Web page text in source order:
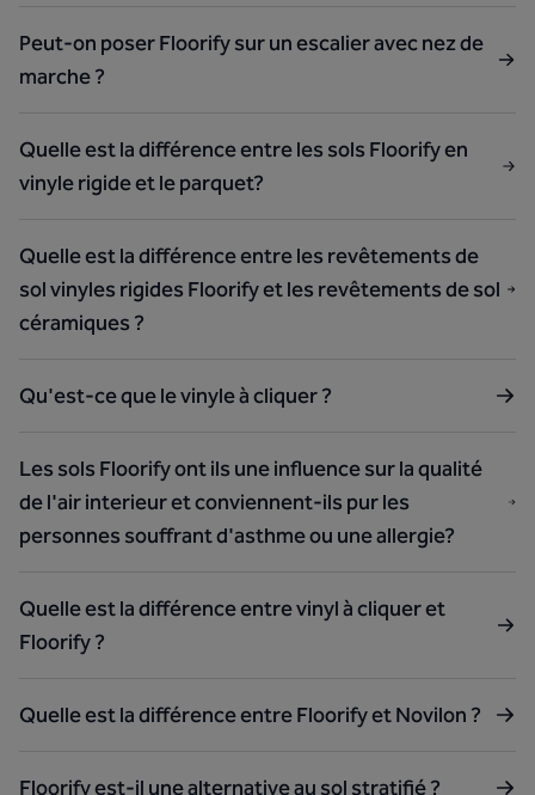
Peut-on poser Floorify sur un escalier avec nez de
marche ?
Quelle est la différence entre les sols Floorify en
vinyle rigide et le parquet?
Quelle est la différence entre les revêtements de
sol vinyles rigides Floorify et les revêtements de sol
céramiques ?
Qu'est-ce que le vinyle à cliquer ?
Les sols Floorify ont ils une influence sur la qualité
de l'air interieur et conviennent-ils pur les
personnes souffrant d'asthme ou une allergie?
Quelle est la différence entre vinyl à cliquer et
Floorify ?
Quelle est la différence entre Floorify et Novilon ?
Floorify est-il une alternative au sol stratifié ?